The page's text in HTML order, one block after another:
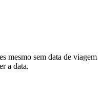
mesmo sem data de viagem
a data.